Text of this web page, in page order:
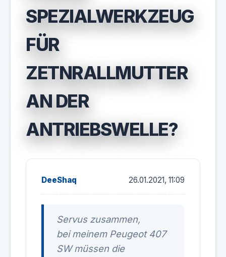
SPEZIALWERKZEUG
FÜR
ZETNRALLMUTTER
AN DER
ANTRIEBSWELLE?
DeeShaq 26.01.2021, 11:09
Servus zusammen,
bei meinem Peugeot 407
SW müssen die